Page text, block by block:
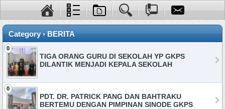
Category › BERITA
0
TIGA ORANG GURU DI SEKOLAH YP GKPS
DILANTIK MENJADI KEPALA SEKOLAH
0
PDT. DR. PATRICK PANG DAN BAHTRAKU
BERTEMU DENGAN PIMPINAN SINODE GKPS